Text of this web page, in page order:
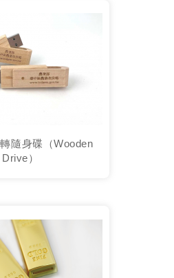
隨身碟（Wooden
）